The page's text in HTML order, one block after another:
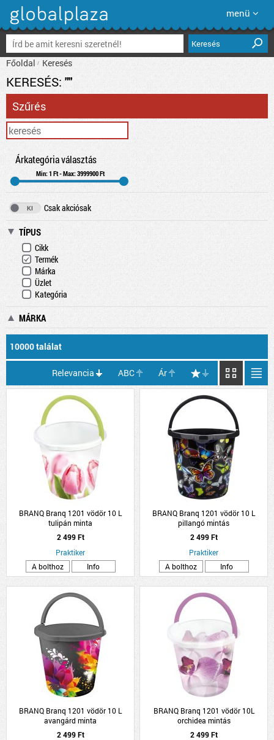
menü
Keresés
Főoldal Keresés
KERESÉS: ""
Szűrés
Árkategória választás
Min: 1 Ft - Max: 3999900 Ft
Csak akciósak
TÍPUS
Cikk
Termék
Márka
Üzlet
Kategória
MÁRKA
10000 találat
Relevancia ABC Ár
BRANQ Branq 1201 vödör 10 L
tulipán minta
2 499 Ft
Praktiker
A bolthoz
Info
BRANQ Branq 1201 vödör 10 L
pillangó mintás
2 499 Ft
Praktiker
A bolthoz
Info
BRANQ Branq 1201 vödör 10 L
avangárd minta
2 499 Ft
BRANQ Branq 1201 vödör 10L
orchidea mintás
2 499 Ft